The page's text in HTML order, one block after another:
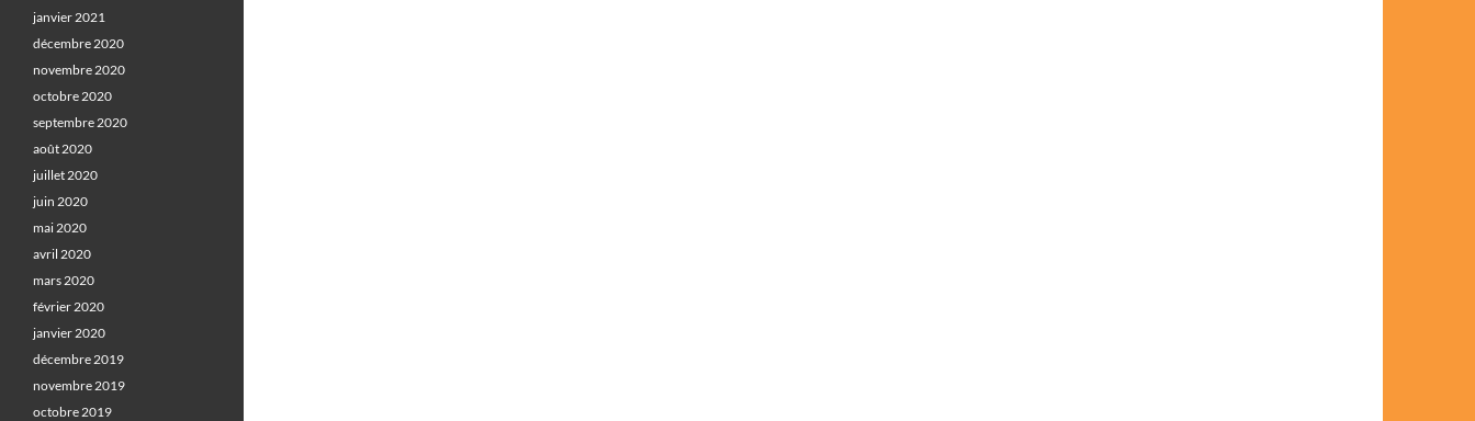
janvier 2021
décembre 2020
novembre 2020
octobre 2020
septembre 2020
août 2020
juillet 2020
juin 2020
mai 2020
avril 2020
mars 2020
février 2020
janvier 2020
décembre 2019
novembre 2019
octobre 2019